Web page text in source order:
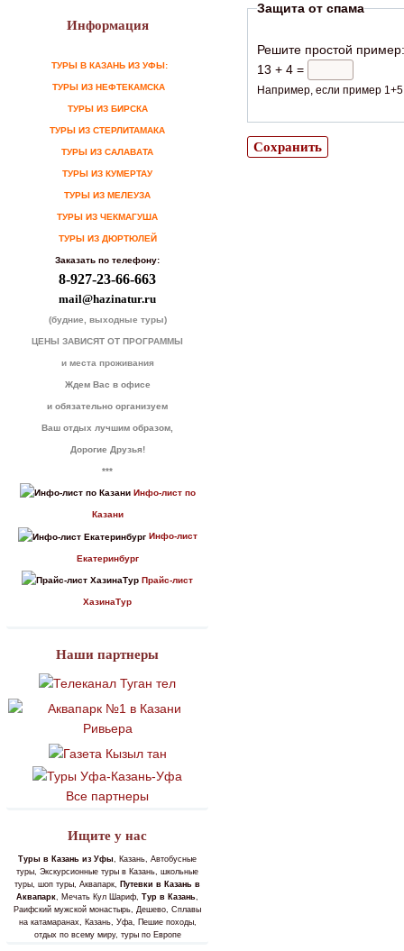
Информация
ТУРЫ В КАЗАНЬ ИЗ УФЫ:
ТУРЫ ИЗ НЕФТЕКАМСКА
ТУРЫ ИЗ БИРСКА
ТУРЫ ИЗ СТЕРЛИТАМАКА
ТУРЫ ИЗ САЛАВАТА
ТУРЫ ИЗ КУМЕРТАУ
ТУРЫ ИЗ МЕЛЕУЗА
ТУРЫ ИЗ ЧЕКМАГУША
ТУРЫ ИЗ ДЮРТЮЛЕЙ
Заказать по телефону:
8-927-23-66-663
mail@hazinatur.ru
(будние, выходные туры)
ЦЕНЫ ЗАВИСЯТ ОТ ПРОГРАММЫ
и места проживания
Ждем Вас в офисе
и обязательно организуем
Ваш отдых лучшим образом,
Дорогие Друзья!
***
Инфо-лист по
Казани
Инфо-лист
Екатеринбург
Прайс-лист
ХазинаТур
Наши партнеры
Все партнеры
Ищите у нас
Туры в Казань из Уфы, Казань, Автобусные
туры, Экскурсионные туры в Казань, школьные
туры, шоп туры, Аквапарк, Путевки в Казань в
Аквапарк, Мечать Кул Шариф, Тур в Казань,
Раифский мужской монастырь, Дешево, Сплавы
на катамаранах, Казань, Уфа, Пешие походы,
отдых по всему миру, туры по Европе
Защита от спама
Решите простой
13 + 4 =
Например, если пример